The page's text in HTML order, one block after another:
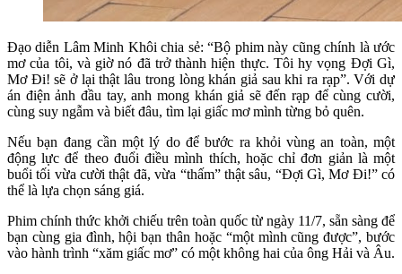
Đạo diễn Lâm Minh Khôi chia sẻ: “Bộ phim này cũng chính là ước
mơ của tôi, và giờ nó đã trở thành hiện thực. Tôi hy vọng Đợi Gì,
Mơ Đi! sẽ ở lại thật lâu trong lòng khán giả sau khi ra rạp”. Với dự
án điện ảnh đầu tay, anh mong khán giả sẽ đến rạp để cùng cười,
cùng suy ngẫm và biết đâu, tìm lại giấc mơ mình từng bỏ quên.
Nếu bạn đang cần một lý do để bước ra khỏi vùng an toàn, một
động lực để theo đuổi điều mình thích, hoặc chỉ đơn giản là một
buổi tối vừa cười thật đã, vừa “thấm” thật sâu, “Đợi Gì, Mơ Đi!” có
thể là lựa chọn sáng giá.
Phim chính thức khởi chiếu trên toàn quốc từ ngày 11/7, sẵn sàng để
bạn cùng gia đình, hội bạn thân hoặc “một mình cũng được”, bước
vào hành trình “xăm giấc mơ” có một không hai của ông Hải và Âu.